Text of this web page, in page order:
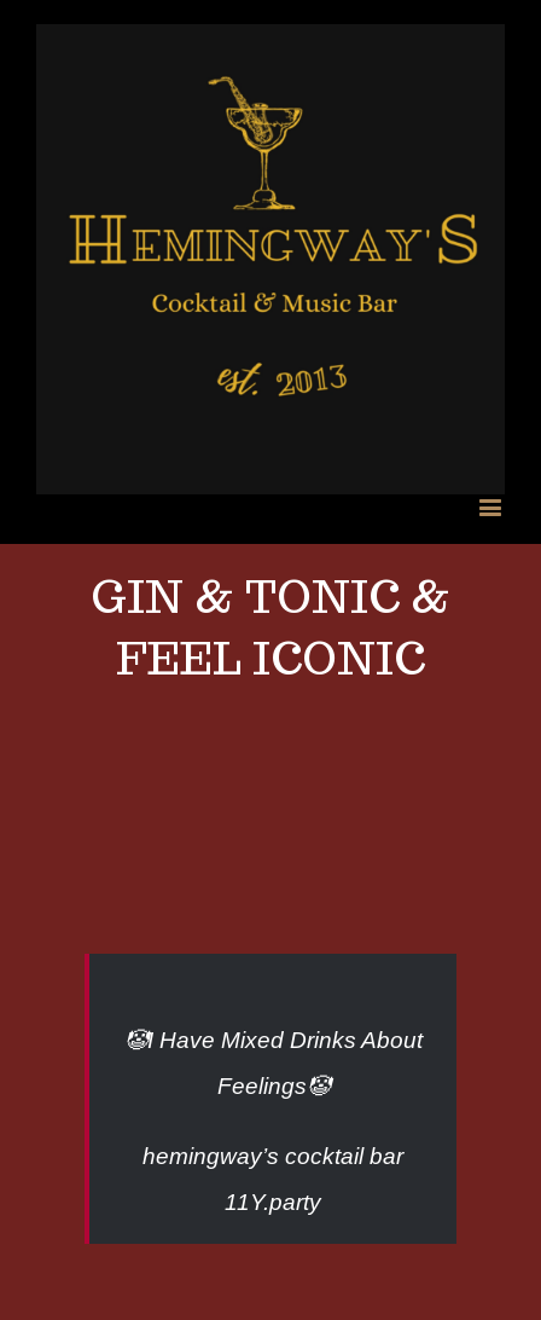
GIN & TONIC &
FEEL ICONIC
🤡I Have Mixed Drinks About
Feelings🤡
hemingway’s cocktail bar
11Y.party